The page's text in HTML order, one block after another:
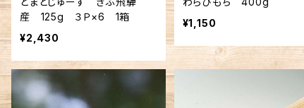
産 125g ３Ｐ×6 1箱
¥2,430
¥1,150